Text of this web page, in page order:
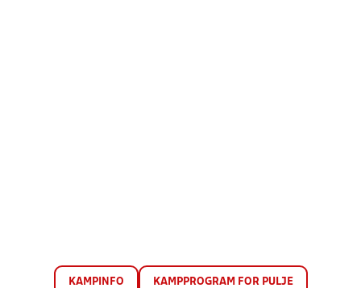
KAMPINFO KAMPPROGRAM FOR PULJE